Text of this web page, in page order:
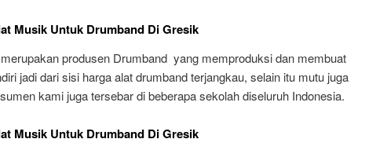
Musik Untuk Drumband Di Gresik
produsen Drumband yang memproduksi dan membuat
jadi dari sisi harga alat drumband terjangkau, selain itu mutu juga
kami juga tersebar di beberapa sekolah diseluruh Indonesia.
Musik Untuk Drumband Di Gresik